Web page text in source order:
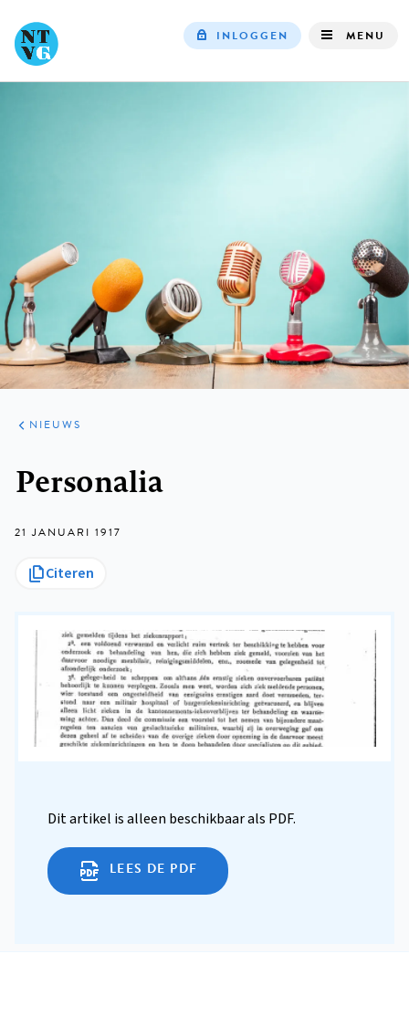
INLOGGEN MENU
ARTIKELEN
HET
KORT
NIEUWS
Personalia
21 JANUARI 1917
Citeren
Dit artikel is alleen beschikbaar als PDF.
LEES DE PDF